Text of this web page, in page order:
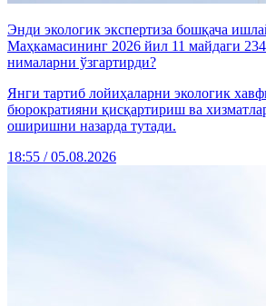
Энди экологик экспертиза бошқача
Маҳкамасининг 2026 йил 11 майдаги
нималарни ўзгартирди?
Янги тартиб лойиҳаларни экологик
бюрократияни қисқартириш ва
оширишни назарда тутади.
18:55 / 05.08.2026